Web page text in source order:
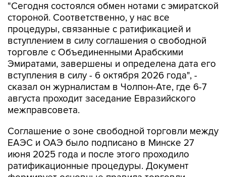
"Сегодня состоялся обмен нотами с эмиратской
стороной. Соответственно, у нас все
процедуры, связанные с ратификацией и
вступлением в силу соглашения о свободной
торговле с Объединенными Арабскими
Эмиратами, завершены и определена дата его
вступления в силу - 6 октября 2026 года", -
сказал он журналистам в Чолпон-Ате, где 6-7
августа проходит заседание Евразийского
межправсовета.
Соглашение о зоне свободной торговли между
ЕАЭС и ОАЭ было подписано в Минске 27
июня 2025 года и после этого проходило
ратификационные процедуры. Документ